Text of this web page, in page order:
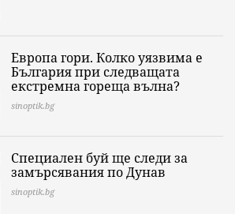
Европа гори. Колко уязвима е
България при следващата
екстремна гореща вълна?
sinoptik.bg
Специален буй ще следи за
замърсявания по Дунав
sinoptik.bg